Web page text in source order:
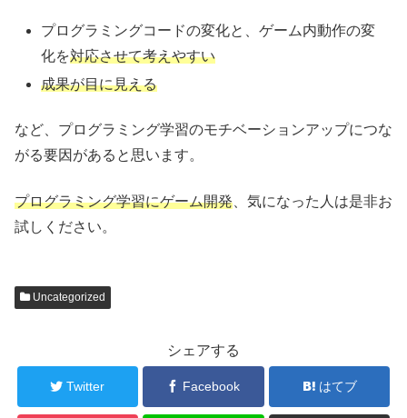
プログラミングコードの変化と、ゲーム内動作の変
化を対応させて考えやすい
成果が目に見える
など、プログラミング学習のモチベーションアップにつな
がる要因があると思います。
プログラミング学習にゲーム開発 、気になった人は是非お
試しください。
Uncategorized
シェアする
Twitter Facebook はてブ